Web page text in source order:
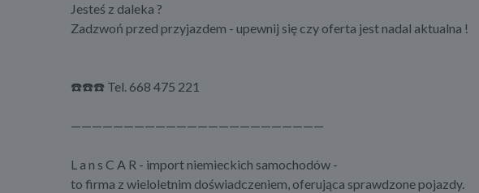
Jesteś z daleka ?
Zadzwoń przed przyjazdem - upewnij się czy oferta jest nadal aktualna !
☎️☎️☎️ Tel. 668 475 221
————————————————————————
L a n s C A R - import niemieckich samochodów -
to firma z wieloletnim doświadczeniem, oferująca sprawdzone pojazdy.